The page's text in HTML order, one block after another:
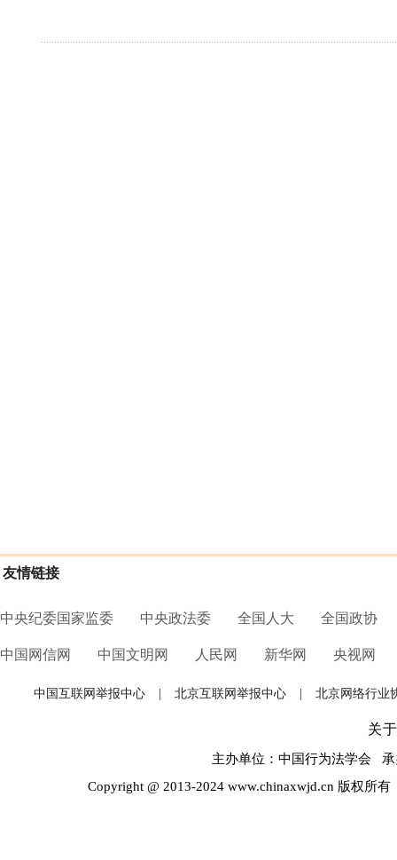
中央纪委国家监委 中央政法委 全国人大 全国政协
中国网信网 中国文明网 人民网 新华网 央视网
友情链接
中国互联网举报中心 北京互联网举报中心 北京网络行业
关
主办单位：中国行为法学会
Copyright @ 2013-2024 www.chinaxwjd.cn 版权所有